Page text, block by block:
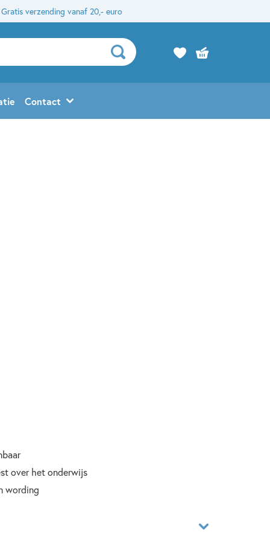
Gratis verzending vanaf 20,- euro
Contact
over het onderwijs
wording